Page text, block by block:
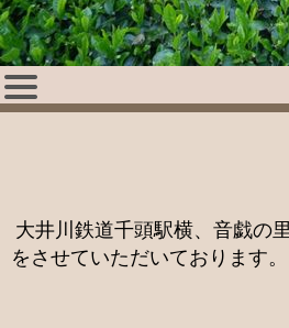
大井川鉄道千頭駅横、音戯の
をさせていただいております。